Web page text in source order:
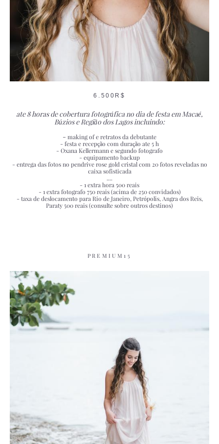
6.500R$
ate 8 horas de cobertura fotográfica no dia de festa em Macaé,
Búzios e Região dos Lagos incluindo:
- making of e retratos da debutante
- festa e recepção com duração ate 5 h
- Oxana Kellermann e segundo fotografo
- equipamento backup
- entrega das fotos no pendrive rose gold cristal com 20 fotos reveladas no
caixa sofisticada
....
- 1 extra hora 500 reais
- 1 extra fotografo 750 reais (acima de 250 convidados)
- taxa de deslocamento para Rio de Janeiro, Petrópolis, Angra dos Reis,
Paraty 500 reais (consulte sobre outros destinos)
PREMIUM15